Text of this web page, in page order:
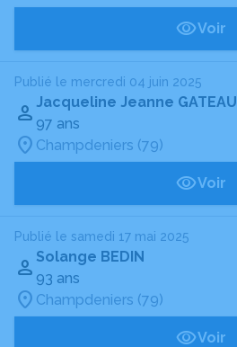
Voir
Publié le mercredi 04 juin 2025
Jacqueline Jeanne GATEAU
97 ans
Champdeniers (79)
Voir
Publié le samedi 17 mai 2025
Solange BEDIN
93 ans
Champdeniers (79)
Voir